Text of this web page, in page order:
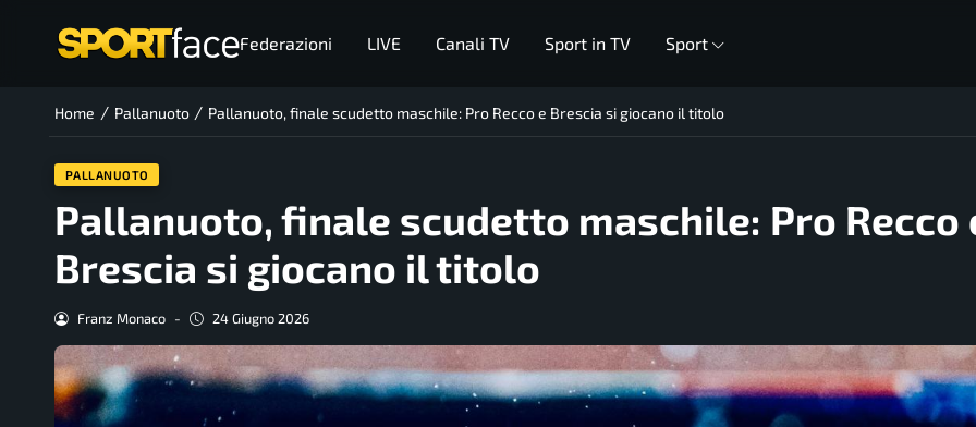
Federazioni LIVE Canali TV Sport in TV Sport
Home / Pallanuoto / Pallanuoto, finale scudetto maschile: Pro Recco e Brescia si giocano il titolo
PALLANUOTO
Pallanuoto, finale scudetto maschile: Pro Recco
Brescia si giocano il titolo
Franz Monaco - 24 Giugno 2026